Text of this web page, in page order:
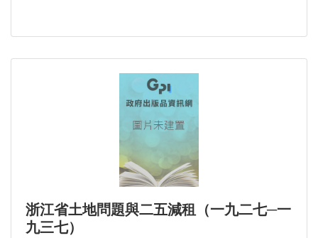
浙江省土地問題與二五減租（一九二七─一
九三七）